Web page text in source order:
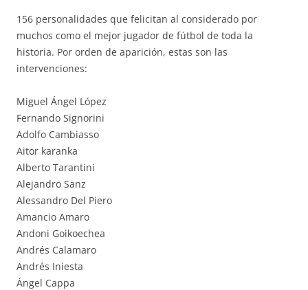
156 personalidades que felicitan al considerado por
muchos como el mejor jugador de fútbol de toda la
historia. Por orden de aparición, estas son las
intervenciones:
Miguel Ángel López
Fernando Signorini
Adolfo Cambiasso
Aitor karanka
Alberto Tarantini
Alejandro Sanz
Alessandro Del Piero
Amancio Amaro
Andoni Goikoechea
Andrés Calamaro
Andrés Iniesta
Ángel Cappa